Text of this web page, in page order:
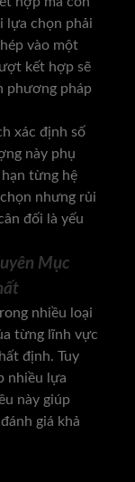
lựa chọn phải
vào một
kết hợp sẽ
phương pháp
xác định số
này phụ
từng hệ
nhưng rủi
đối là yếu
Mục
nhiều loại
từng lĩnh vực
định. Tuy
nhiều lựa
này giúp
giá khả